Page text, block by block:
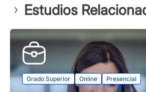
Estudios
Grado Superior Online Presencial